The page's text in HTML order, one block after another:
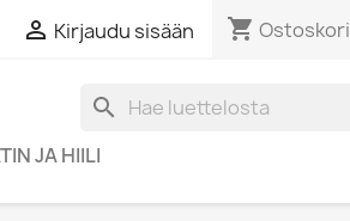
 Kirjaudu sisään shopping_cart Ostoskori
search
JA HIILI